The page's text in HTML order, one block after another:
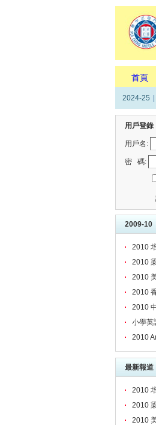
首頁
2024-25
用戶登錄
用戶名:
密 碼:
2009-10
2010
2010
2010
2010
2010
小學英
2010
最新報道
2010
2010
2010